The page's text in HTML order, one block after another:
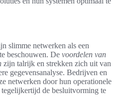
slimme netwerken als een
beschouwen. De voordelen van
zijn talrijk en strekken zich uit van
gegevensanalyse. Bedrijven en
netwerken door hun operationele
de besluitvorming te